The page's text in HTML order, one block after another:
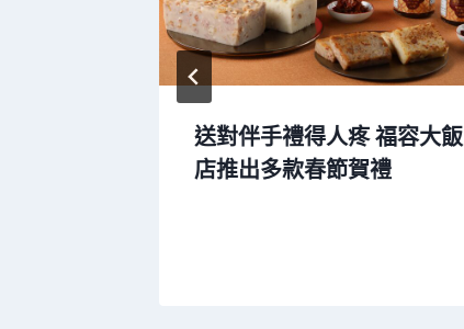
送對伴手禮得人疼 福容大飯
店推出多款春節賀禮